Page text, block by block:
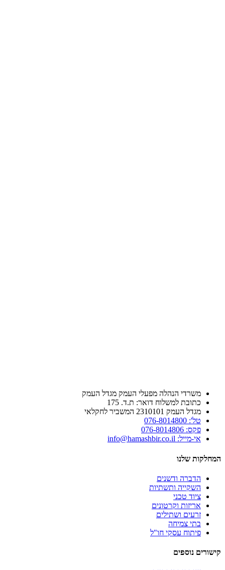
משרדי הנהלה מפעלי העמק מגדל העמק
כתובת למשלוח דואר: ת.ד. 175
מגדל העמק 2310101 המשביר לחקלאי
טל': 076-8014800
פקס: 076-8014806
אי-מייל: info@hamashbir.co.il
המחלקות שלנו
הדברה ודשנים
השקייה ותשתיות
ציוד טכני
אריזות וקרטונים
זרעים ושתילים
בתי צמיחה
פיתוח עסקי חו"ל
קישורים נוספים